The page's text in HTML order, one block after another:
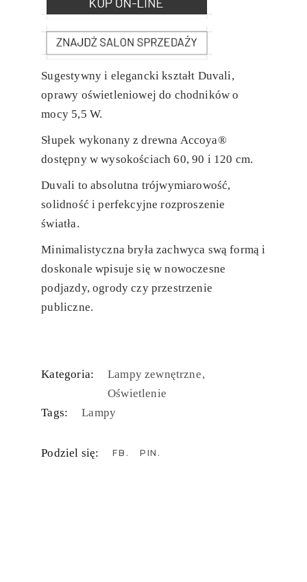
Sugestywny i elegancki kształt Duvali,
oprawy oświetleniowej do chodników o
mocy 5,5 W.
Słupek wykonany z drewna Accoya®
dostępny w wysokościach 60, 90 i 120 cm.
Duvali to absolutna trójwymiarowość,
solidność i perfekcyjne rozproszenie
światła.
Minimalistyczna bryła zachwyca swą formą i
doskonale wpisuje się w nowoczesne
podjazdy, ogrody czy przestrzenie
publiczne.
Kategoria:
Lampy zewnętrzne
Oświetlenie
Tags:
Lampy
Podziel się: FB PIN